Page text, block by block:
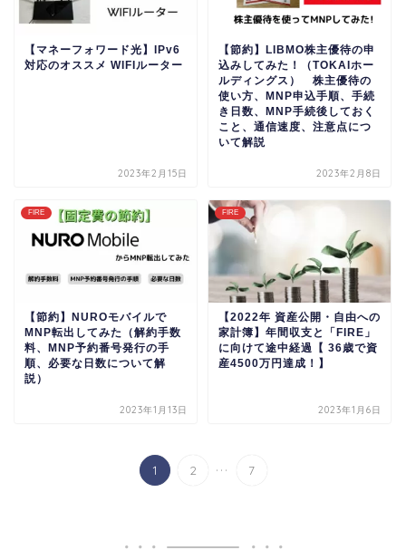
【マネーフォワード光】IPv6
対応のオススメ WIFIルーター
2023年2月15日
【節約】LIBMO株主優待の申
込みしてみた！（TOKAIホー
ルディングス） 株主優待の
使い方、MNP申込手順、手続
き日数、MNP手続後しておく
こと、通信速度、注意点につ
いて解説
2023年2月8日
FIRE
【節約】NUROモバイルで
MNP転出してみた（解約手数
料、MNP予約番号発行の手
順、必要な日数について解
説）
2023年1月13日
FIRE
【2022年 資産公開・自由への
家計簿】年間収支と「FIRE」
に向けて途中経過【 36歳で資
産4500万円達成！】
2023年1月6日
1 2 ... 7